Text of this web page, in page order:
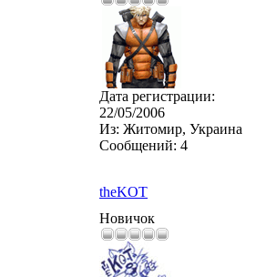
Дата регистрации:
22/05/2006
Из: Житомир, Украина
Сообщений: 4
theKOT
Новичок